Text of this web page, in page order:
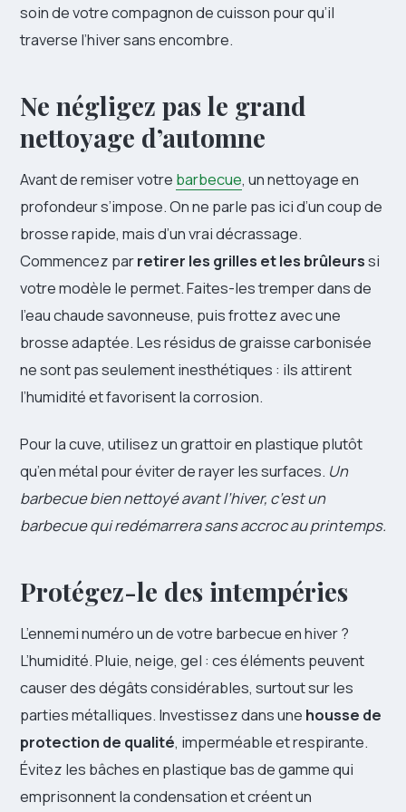
soin de votre compagnon de cuisson pour qu’il
traverse l’hiver sans encombre.
Ne négligez pas le grand
nettoyage d’automne
Avant de remiser votre barbecue, un nettoyage en
profondeur s’impose. On ne parle pas ici d’un coup de
brosse rapide, mais d’un vrai décrassage.
Commencez parretirer les grilles et les brûleurssi
votre modèle le permet. Faites-les tremper dans de
l’eau chaude savonneuse, puis frottez avec une
brosse adaptée. Les résidus de graisse carbonisée
ne sont pas seulement inesthétiques : ils attirent
l’humidité et favorisent la corrosion.
Pour la cuve, utilisez un grattoir en plastique plutôt
qu’en métal pour éviter de rayer les surfaces. Un
barbecue bien nettoyé avant l’hiver, c’est un
barbecue qui redémarrera sans accroc au printemps.
Protégez-le des intempéries
L’ennemi numéro un de votre barbecue en hiver ?
L’humidité. Pluie, neige, gel : ces éléments peuvent
causer des dégâts considérables, surtout sur les
parties métalliques. Investissez dans une housse de
protection de qualité, imperméable et respirante.
Évitez les bâches en plastique bas de gamme qui
emprisonnent la condensation et créent un